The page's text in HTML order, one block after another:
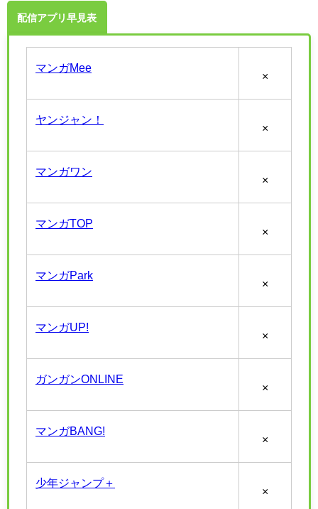
配信アプリ早見表
マンガMee
×
ヤンジャン！
×
マンガワン
×
マンガTOP
×
マンガPark
×
マンガUP!
×
ガンガンONLINE
×
マンガBANG!
×
少年ジャンプ＋
×